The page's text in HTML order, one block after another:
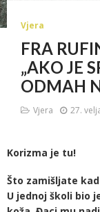
Vjera
FRA
„AKO JE
ODMAH
Vjera 27.
Korizma je tu!
Što zamišljate kad
U jednoj školi bio